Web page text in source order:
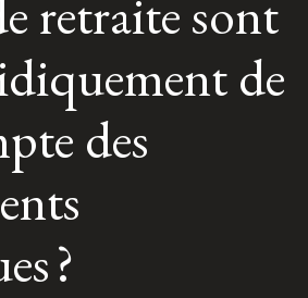
d’Osler
retraite sont
de
des
?